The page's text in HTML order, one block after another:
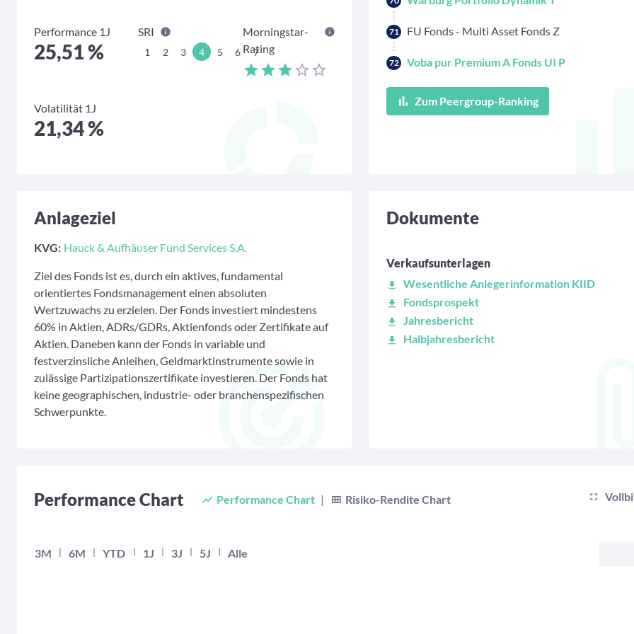
Performance 1J
25,51 %
Volatilität 1J
21,34 %
SRI
1 2 3 4 5 6 7
Morningstar-
Rating
71 FU Fonds - Multi Asset Fonds Z
72 Voba pur Premium A Fonds UI P
Zum Peergroup-Ranking
Anlageziel
KVG: Hauck & Aufhäuser Fund Services S.A.
Ziel des Fonds ist es, durch ein aktives, fundamental
orientiertes Fondsmanagement einen absoluten
Wertzuwachs zu erzielen. Der Fonds investiert mindestens
60% in Aktien, ADRs/GDRs, Aktienfonds oder Zertifikate auf
Aktien. Daneben kann der Fonds in variable und
festverzinsliche Anleihen, Geldmarktinstrumente sowie in
zulässige Partizipationszertifikate investieren. Der Fonds hat
keine geographischen, industrie- oder branchenspezifischen
Schwerpunkte.
Dokumente
Verkaufsunterlagen
Wesentliche Anlegerinformation KIID
Fondsprospekt
Jahresbericht
Halbjahresbericht
Performance Chart Performance Chart | Risiko-Rendite Chart
3M 6M YTD 1J 3J 5J Alle